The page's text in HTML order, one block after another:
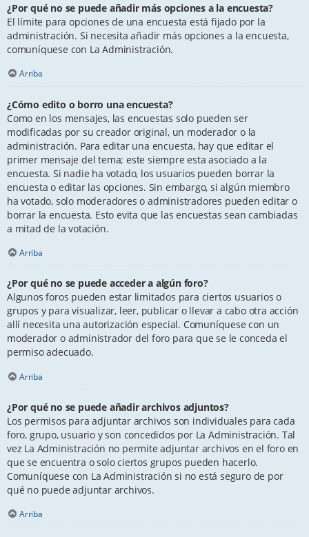
¿Por qué no se puede añadir más opciones a la encuesta?
El límite para opciones de una encuesta está fijado por la
administración. Si necesita añadir más opciones a la encuesta,
comuníquese con La Administración.
Arriba
¿Cómo edito o borro una encuesta?
Como en los mensajes, las encuestas solo pueden ser
modificadas por su creador original, un moderador o la
administración. Para editar una encuesta, hay que editar el
primer mensaje del tema; este siempre esta asociado a la
encuesta. Si nadie ha votado, los usuarios pueden borrar la
encuesta o editar las opciones. Sin embargo, si algún miembro
ha votado, solo moderadores o administradores pueden editar o
borrar la encuesta. Esto evita que las encuestas sean cambiadas
a mitad de la votación.
Arriba
¿Por qué no se puede acceder a algún foro?
Algunos foros pueden estar limitados para ciertos usuarios o
grupos y para visualizar, leer, publicar o llevar a cabo otra acción
allí necesita una autorización especial. Comuníquese con un
moderador o administrador del foro para que se le conceda el
permiso adecuado.
Arriba
¿Por qué no se puede añadir archivos adjuntos?
Los permisos para adjuntar archivos son individuales para cada
foro, grupo, usuario y son concedidos por La Administración. Tal
vez La Administración no permite adjuntar archivos en el foro en
que se encuentra o solo ciertos grupos pueden hacerlo.
Comuníquese con La Administración si no está seguro de por
qué no puede adjuntar archivos.
Arriba